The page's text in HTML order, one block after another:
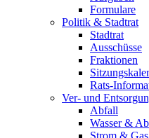
Formulare
Politik & Stadtrat
Stadtrat
Ausschüsse
Fraktionen
Rats-
Ver- und
Abfall
Wasser &
Strom & Gas